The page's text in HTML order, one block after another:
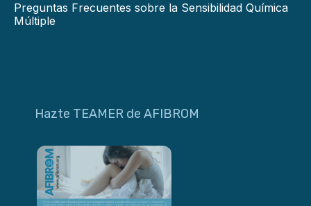
Preguntas Frecuentes sobre la Sensibilidad Química
Múltiple
Hazte TEAMER de AFIBROM